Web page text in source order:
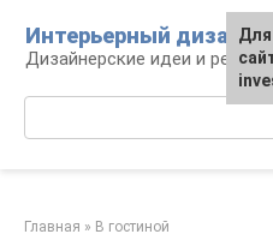
контенту
Интерьерный дизайн
Дизайнерские идеи и
Главная » В гостиной